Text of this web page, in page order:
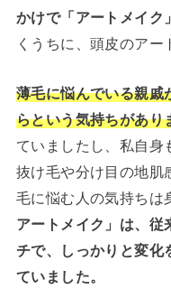
かけで「アートメイク
くうちに、頭皮のアー
薄毛に悩んでいる親戚
らという気持ちがあり
ていましたし、私自身
抜け毛や分け目の地肌
毛に悩む人の気持ちは
アートメイク」は、従
チで、しっかりと変化
ていました。